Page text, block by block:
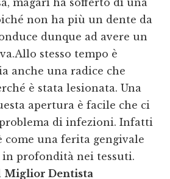
magari ha sofferto di una
non ha più un dente da
dunque ad avere un
stesso tempo è
anche una radice che
è stata lesionata. Una
apertura è facile che ci
di infezioni. Infatti
come una ferita gengivale
in profondità nei tessuti.
Miglior Dentista